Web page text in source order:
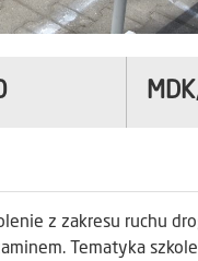
z zakresu ruchu
Tematyka